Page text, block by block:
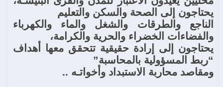
يحتاجون إلى الصحة والسكن والتعليم
الناجع والطرقات والشغل والماء والكهرباء
والفضاءات الخضراء والحرية والكرامة،
يحتاجون إلى إرادة حقيقية تتحقق معها أهداف
“ربط المسؤولية بالمحاسبة”
ومقاصد محاربة الاستبداد وأخواتـه ..